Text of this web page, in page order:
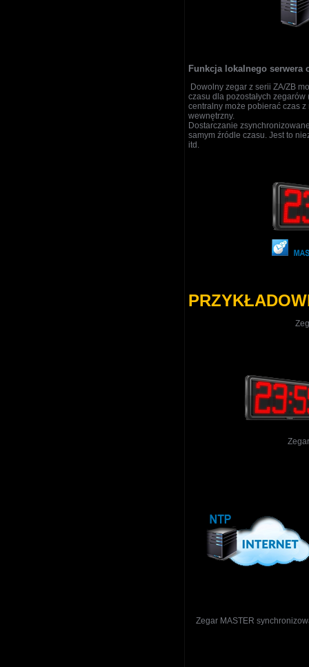
Funkcja lokalnego serwera
Dowolny zegar z serii ZA/ZB
czasu dla pozostałych
centralny może pobierać czas
wewnętrzny.
Dostarczanie
samym źródle czasu. Jest to
itd.
Zegar MASTER